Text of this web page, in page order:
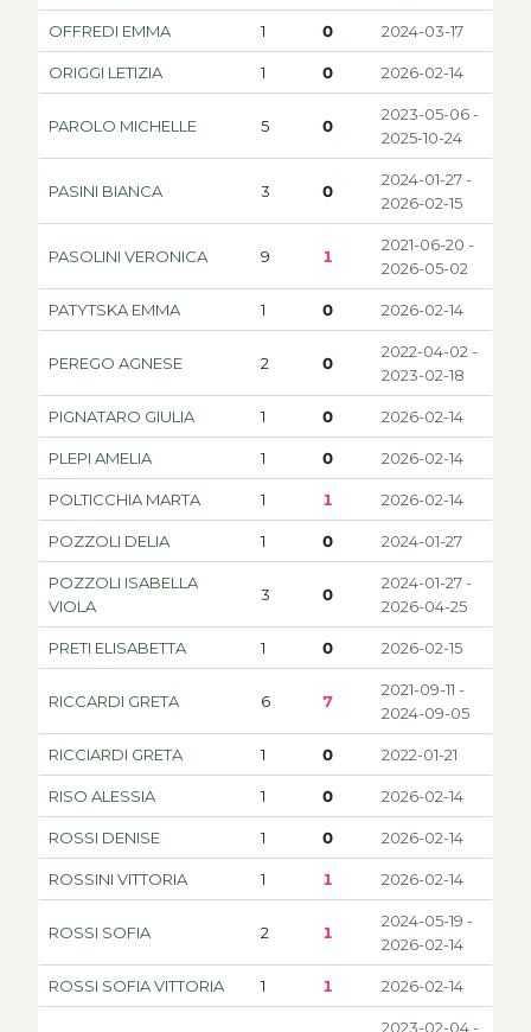
OFFREDI EMMA 1 0 2024-03-17
ORIGGI LETIZIA 1 0 2026-02-14
PAROLO MICHELLE 5 0
2023-05-06 -
2025-10-24
PASINI BIANCA 3 0
2024-01-27 -
2026-02-15
PASOLINI VERONICA 9 1
2021-06-20 -
2026-05-02
PATYTSKA EMMA 1 0 2026-02-14
PEREGO AGNESE 2 0
2022-04-02 -
2023-02-18
PIGNATARO GIULIA 1 0 2026-02-14
PLEPI AMELIA 1 0 2026-02-14
POLTICCHIA MARTA 1 1 2026-02-14
POZZOLI DELIA 1 0 2024-01-27
POZZOLI ISABELLA
VIOLA
3 0
2024-01-27 -
2026-04-25
PRETI ELISABETTA 1 0 2026-02-15
RICCARDI GRETA 6 7
2021-09-11 -
2024-09-05
RICCIARDI GRETA 1 0 2022-01-21
RISO ALESSIA 1 0 2026-02-14
ROSSI DENISE 1 0 2026-02-14
ROSSINI VITTORIA 1 1 2026-02-14
ROSSI SOFIA 2 1
2024-05-19 -
2026-02-14
ROSSI SOFIA VITTORIA 1 1 2026-02-14
2023-02-04 -